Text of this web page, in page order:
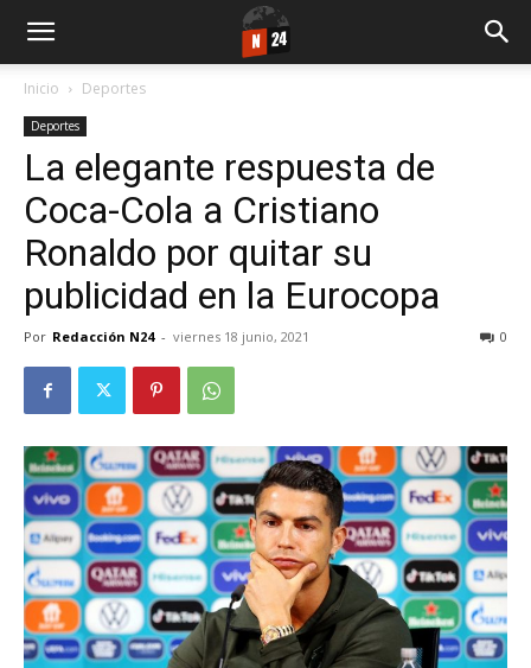
Inicio Deportes
Deportes
La elegante respuesta de
Coca-Cola a Cristiano
Ronaldo por quitar su
publicidad en la Eurocopa
Por Redacción N24 - viernes 18 junio, 2021 0